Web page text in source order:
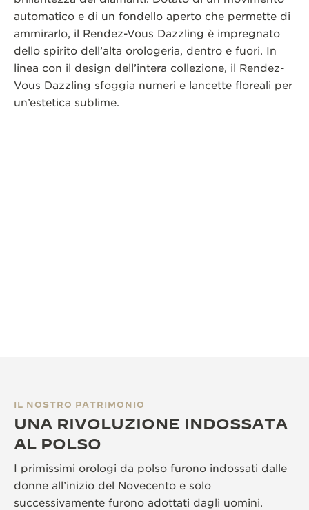
automatico e di un fondello aperto che permette di
ammirarlo, il Rendez-Vous Dazzling è impregnato
dello spirito dell’alta orologeria, dentro e fuori. In
linea con il design dell’intera collezione, il Rendez-
Vous Dazzling sfoggia numeri e lancette floreali per
un’estetica sublime.
IL NOSTRO PATRIMONIO
UNA RIVOLUZIONE INDOSSATA
AL POLSO
I primissimi orologi da polso furono indossati dalle
donne all’inizio del Novecento e solo
successivamente furono adottati dagli uomini.